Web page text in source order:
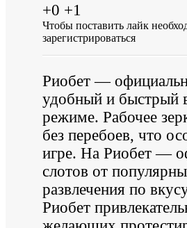
+0 +1
Чтобы поставить лайк
зарегистрироваться
Риобет —
удобный и быстрый
режиме. Рабочее
без перебоев, что
игре. На Риобет —
слотов от
развлечения по
Риобет